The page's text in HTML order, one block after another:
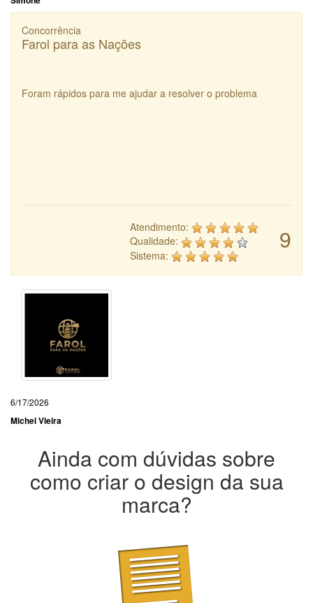
Concorrência
Farol para as Nações
Foram rápidos para me ajudar a resolver o problema
9
Atendimento:
Qualidade:
Sistema:
6/17/2026
Michel Vieira
Ainda com dúvidas sobre
como criar o design da sua
marca?